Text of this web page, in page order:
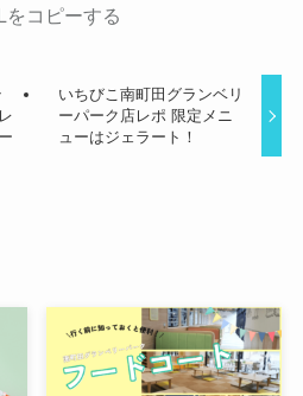
をコピーする
いちびこ南町田グランベリ
ーパーク店レポ 限定メニ
ューはジェラート！